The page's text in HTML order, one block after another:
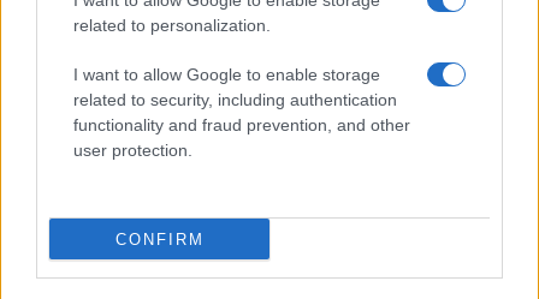
related to personalization.
I want to allow Google to enable storage
related to security, including authentication
functionality and fraud prevention, and other
user protection.
CONFIRM
#CARL MARX
SEDUTE SATIRICHE